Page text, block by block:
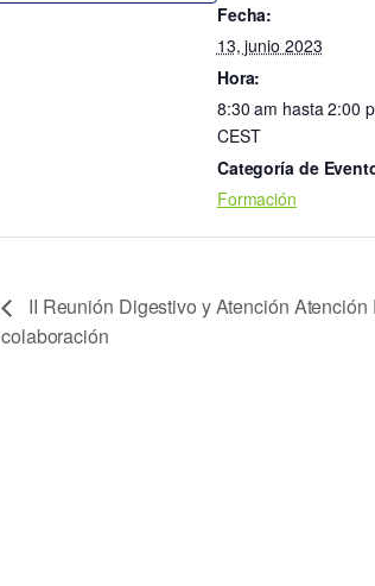
Fecha:
13, junio 2023
Hora:
8:30 am hasta 2:00
CEST
Categoría de
Formación
II Reunión Digestivo y Atención
colaboración